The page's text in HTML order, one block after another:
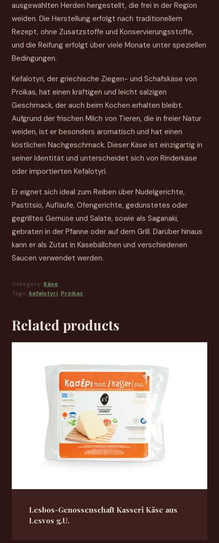
ausgewählten Herden hergestellt, die frei in der Region
weiden. Die Herstellung erfolgt nach traditionellem
Rezept, ohne Zusatzstoffe und Konservierungsstoffe,
und die Reifung erfolgt über viele Monate unter speziellen
Bedingungen.
Kefalotyri, der griechische Ziegen- und Schafskäse von
Proikas, hat einen kräftigen und leicht salzigen
Geschmack, der auch beim Kochen erhalten bleibt.
Aufgrund der frischen Milch von Tieren, die in freier Natur
weiden, ist er besonders aromatisch und hat einen
köstlichen Nachgeschmack. Dieser Käse ist einzigartig in
seiner Identität und unterscheidet sich von Rinderkäse
oder importierten Kefalotyri.
Er eignet sich ideal zum Reiben über Nudelgerichte,
Pastitsio, Aufläufe, Ofengerichte, gedünstetes oder
gegrilltes Gemüse und Salate, sowie als Saganaki,
gebraten in der Pfanne oder auf dem Grill. Darüber hinaus
kann er als Zutat in Käsebällchen und verschiedenen
Saucen verwendet werden.
Category: Käse
Tags: kefalotyri, Proikas
Related products
Lesbos-Genossenschaft Kasseri Käse aus
Lesvos g.U.